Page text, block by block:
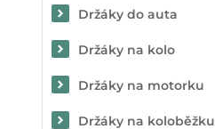
Držáky do auta
Držáky na kolo
Držáky na motorku
Držáky na koloběžku